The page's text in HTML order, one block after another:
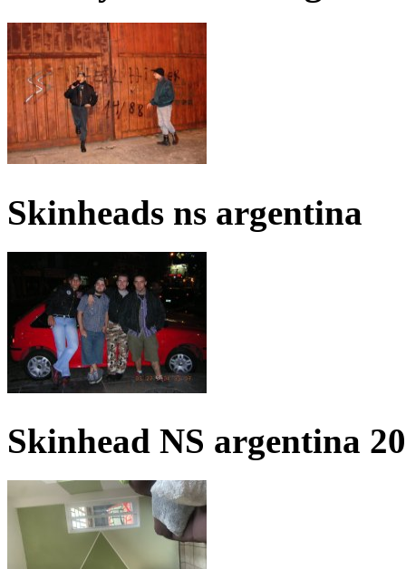
Skinheads ns argentina
Skinhead NS argentina